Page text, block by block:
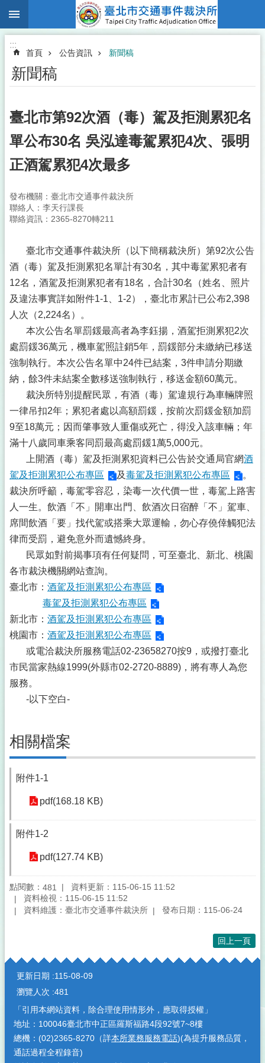
跳到主要內容區塊
:::
首頁 公告資訊 新聞稿
新聞稿
臺北市第92次酒（毒）駕及拒測累犯名
單公布30名 吳泓達毒駕累犯4次、張明
正酒駕累犯4次最多
發布機關：臺北市交通事件裁決所
聯絡人：李天行課長
聯絡資訊：2365-8270轉211
臺北市交通事件裁決所（以下簡稱裁決所）第92次公告
酒（毒）駕及拒測累犯名單計有30名，其中毒駕累犯者有
12名，酒駕及拒測累犯者有18名，合計30名（姓名、照片
及違法事實詳如附件1-1、1-2），臺北市累計已公布2,398
人次（2,224名）。
本次公告名單罰鍰最高者為李鈺揚，酒駕拒測累犯2次
處罰鍰36萬元，機車駕照註銷5年，罰鍰部分未繳納已移送
強制執行。本次公告名單中24件已結案，3件申請分期繳
納，餘3件未結案全數移送強制執行，移送金額60萬元。
裁決所特別提醒民眾，有酒（毒）駕違規行為車輛牌照
一律吊扣2年；累犯者處以高額罰鍰，按前次罰鍰金額加罰
9至18萬元；因而肇事致人重傷或死亡，得没入該車輛；年
滿十八歲同車乘客同罰最高處罰鍰1萬5,000元。
上開酒（毒）駕及拒測累犯資料已公告於交通局官網酒
駕及拒測累犯公布專區
及毒駕及拒測累犯公布專區
。
裁決所呼籲，毒駕零容忍，染毒一次代價一世，毒駕上路害
人一生。飲酒「不」開車出門、飲酒次日宿醉「不」駕車、
席間飲酒「要」找代駕或搭乘大眾運輸，勿心存僥倖觸犯法
律而受罰，避免意外而遺憾終身。
民眾如對前揭事項有任何疑問，可至臺北、新北、桃園
各市裁決機關網站查詢。
臺北市： 酒駕及拒測累犯公布專區
毒駕及拒測累犯公布專區
新北市： 酒駕及拒測累犯公布專區
桃園市： 酒駕及拒測累犯公布專區
或電洽裁決所服務電話02-23658270按9，或撥打臺北
市民當家熱線1999(外縣市02-2720-8889)，將有專人為您
服務。
-以下空白-
相關檔案
附件1-1
pdf(168.18 KB)
附件1-2
pdf(127.74 KB)
點閱數： 481
資料更新：115-06-15 11:52
資料檢視：115-06-15 11:52
資料維護：臺北市交通事件裁決所
發布日期：115-06-24
回上一頁
:::
更新日期
115-08-09
瀏覽人次 481
「引用本網站資料，除合理使用情形外，應取得授權」
地址：100046臺北市中正區羅斯福路4段92號7~8樓
總機：(02)2365-8270（詳本所業務服務電話)(為提升服務品質，
通話過程全程錄音)